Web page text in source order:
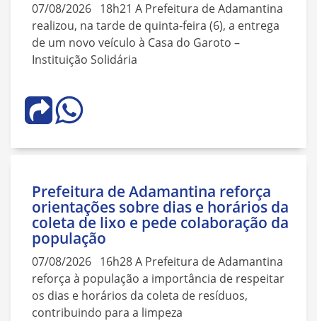
07/08/2026 18h21 A Prefeitura de Adamantina
realizou, na tarde de quinta-feira (6), a entrega
de um novo veículo à Casa do Garoto –
Instituição Solidária
Prefeitura de Adamantina reforça
orientações sobre dias e horários da
coleta de lixo e pede colaboração da
população
07/08/2026 16h28 A Prefeitura de Adamantina
reforça à população a importância de respeitar
os dias e horários da coleta de resíduos,
contribuindo para a limpeza